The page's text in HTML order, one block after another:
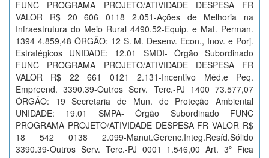
FUNC PROGRAMA PROJETO/ATIVIDADE DESPESA FR
VALOR R$ 20 606 0118 2.051-Ações de Melhoria na
Infraestrutura do Meio Rural 4490.52-Equip. e Mat. Perman.
1394 4.859,48 ÓRGÃO: 12 S. M. Desenv. Econ., Inov. e Porj.
Estratégicos UNIDADE: 12.01 SMDI- Órgão Subordinado
FUNC PROGRAMA PROJETO/ATIVIDADE DESPESA FR
VALOR R$ 22 661 0121 2.131-Incentivo Méd.e Peq.
Empreend. 3390.39-Outros Serv. Terc.-PJ 1400 73.577,07
ÓRGÃO: 19 Secretaria de Mun. de Proteção Ambiental
UNIDADE: 19.01 SMPA- Órgão Subordinado FUNC
PROGRAMA PROJETO/ATIVIDADE DESPESA FR VALOR R$
18 542 0138 2.099-Manut.Gerenc.Integ.Resíd.Sólido
3390.39-Outros Serv. Terc.-PJ 0001 1.546,00 Art. 3º Fica